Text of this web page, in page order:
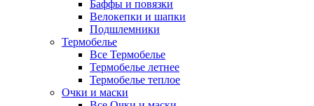
Баффы и повязки
Велокепки и шапки
Подшлемники
Термобелье
Все Термобелье
Термобелье летнее
Термобелье теплое
Очки и маски